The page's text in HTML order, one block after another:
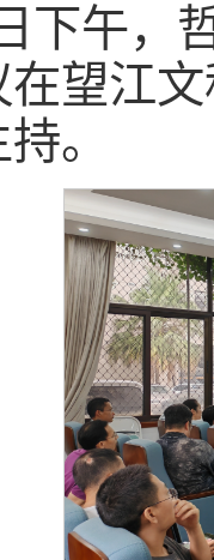
下午，
望江
。